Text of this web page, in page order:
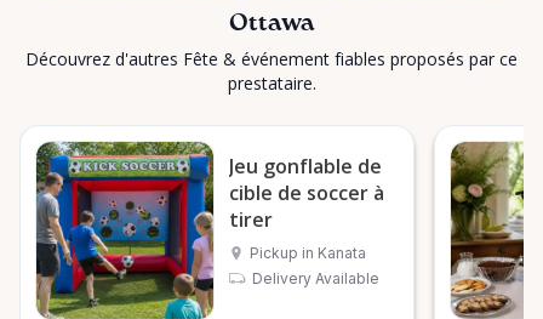
Ottawa
Découvrez d'autres Fête & événement fiables proposés par ce
prestataire.
Jeu gonflable de
cible de soccer à
tirer
Pickup in Kanata
Delivery Available